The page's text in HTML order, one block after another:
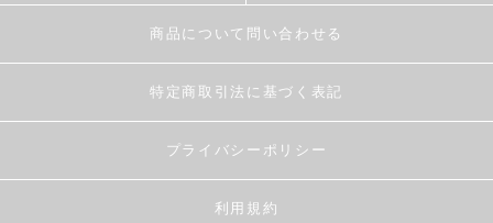
商品について問い合わせる
特定商取引法に基づく表記
プライバシーポリシー
利用規約